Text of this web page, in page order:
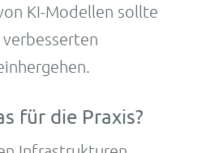
KI-Modellen sollte
für die Praxis?